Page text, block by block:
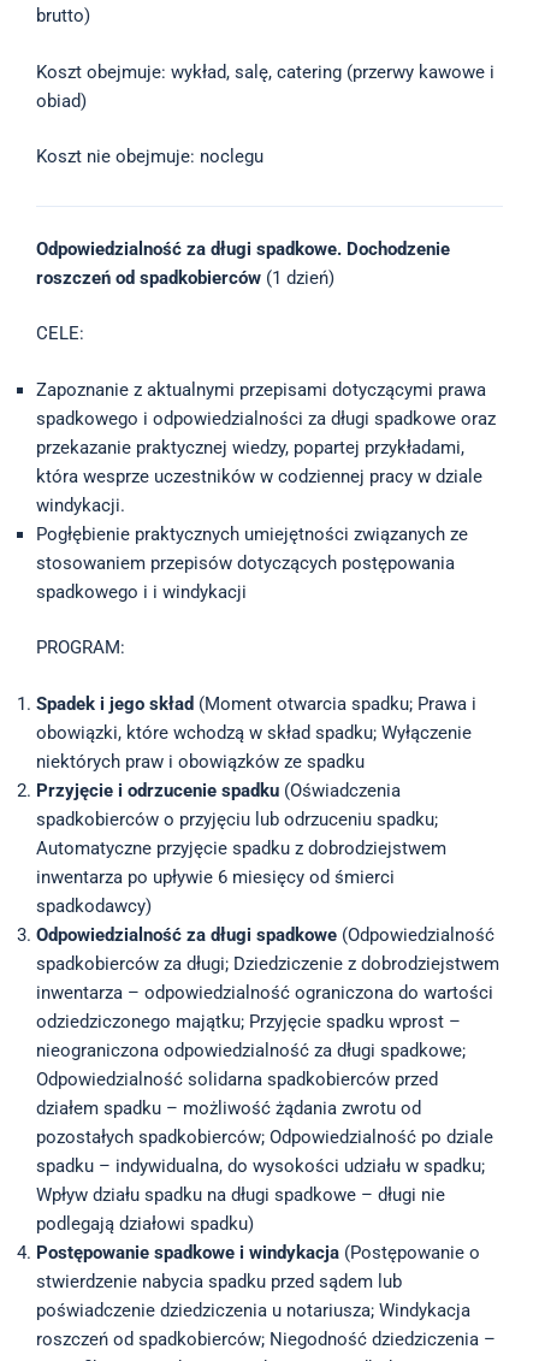
brutto)
Koszt obejmuje: wykład, salę, catering (przerwy kawowe i
obiad)
Koszt nie obejmuje: noclegu
Odpowiedzialność za długi spadkowe. Dochodzenie
roszczeń od spadkobierców (1 dzień)
CELE:
Zapoznanie z aktualnymi przepisami dotyczącymi prawa
spadkowego i odpowiedzialności za długi spadkowe oraz
przekazanie praktycznej wiedzy, popartej przykładami,
która wesprze uczestników w codziennej pracy w dziale
windykacji.
Pogłębienie praktycznych umiejętności związanych ze
stosowaniem przepisów dotyczących postępowania
spadkowego i i windykacji
PROGRAM:
Spadek i jego skład (Moment otwarcia spadku; Prawa i
obowiązki, które wchodzą w skład spadku; Wyłączenie
niektórych praw i obowiązków ze spadku
Przyjęcie i odrzucenie spadku (Oświadczenia
spadkobierców o przyjęciu lub odrzuceniu spadku;
Automatyczne przyjęcie spadku z dobrodziejstwem
inwentarza po upływie 6 miesięcy od śmierci
spadkodawcy)
Odpowiedzialność za długi spadkowe (Odpowiedzialność
spadkobierców za długi; Dziedziczenie z dobrodziejstwem
inwentarza – odpowiedzialność ograniczona do wartości
odziedziczonego majątku; Przyjęcie spadku wprost –
nieograniczona odpowiedzialność za długi spadkowe;
Odpowiedzialność solidarna spadkobierców przed
działem spadku – możliwość żądania zwrotu od
pozostałych spadkobierców; Odpowiedzialność po dziale
spadku – indywidualna, do wysokości udziału w spadku;
Wpływ działu spadku na długi spadkowe – długi nie
podlegają działowi spadku)
Postępowanie spadkowe i windykacja (Postępowanie o
stwierdzenie nabycia spadku przed sądem lub
poświadczenie dziedziczenia u notariusza; Windykacja
roszczeń od spadkobierców; Niegodność dziedziczenia –